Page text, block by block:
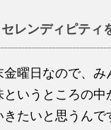
レンディピティ
金曜日なので、
というところの中
きたいと思うんで